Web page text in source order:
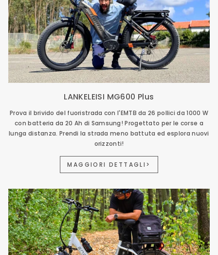
LANKELEISI MG600 Plus
Prova il brivido del fuoristrada con l'EMTB da 26 pollici da 1000 W
con batteria da 20 Ah di Samsung! Progettato per le corse a
lunga distanza. Prendi la strada meno battuta ed esplora nuovi
orizzonti!
MAGGIORI DETTAGLI>